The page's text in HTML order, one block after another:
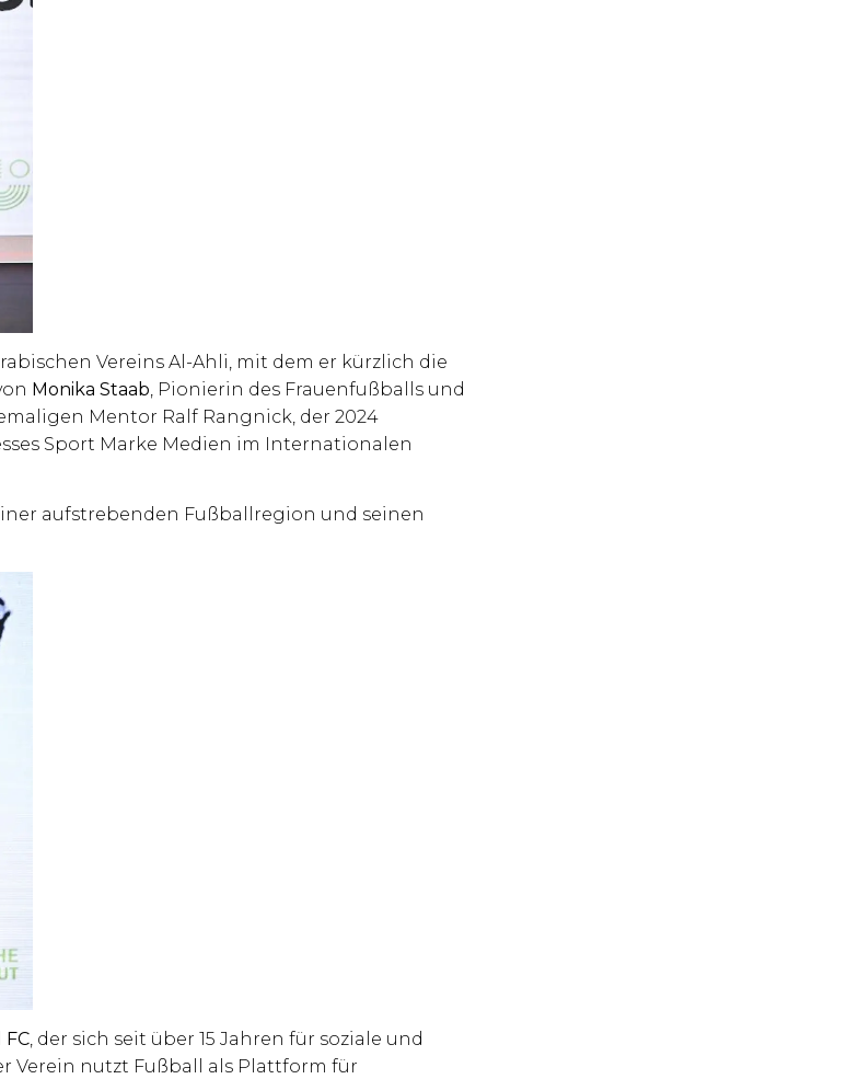
Vereins Al-Ahli, mit dem er kürzlich die
Monika Staab, Pionierin des Frauenfußballs und
Mentor Ralf Rangnick, der 2024
Sport Marke Medien im Internationalen
aufstrebenden Fußballregion und seinen
, der sich seit über 15 Jahren für soziale und
Verein nutzt Fußball als Plattform für